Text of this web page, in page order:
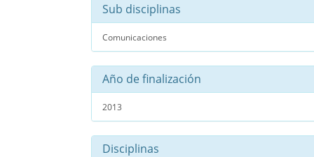
Sub disciplinas
Comunicaciones
Año de finalización
2013
Disciplinas